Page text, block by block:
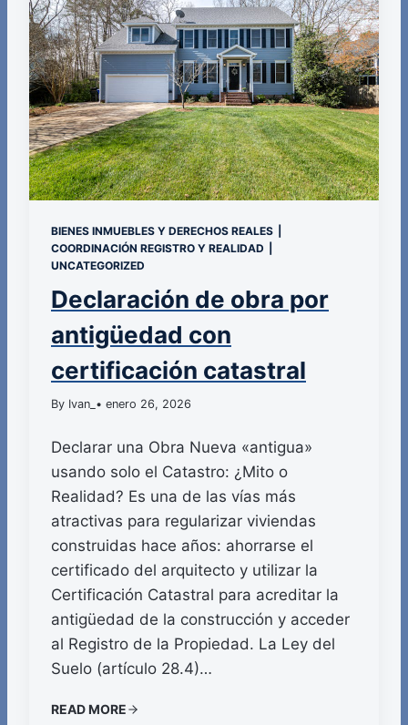
BIENES INMUEBLES Y DERECHOS REALES
COORDINACIÓN REGISTRO Y REALIDAD
UNCATEGORIZED
Declaración de obra por
antigüedad con
certificación catastral
By Ivan_ • enero 26, 2026
Declarar una Obra Nueva «antigua»
usando solo el Catastro: ¿Mito o
Realidad? Es una de las vías más
atractivas para regularizar viviendas
construidas hace años: ahorrarse el
certificado del arquitecto y utilizar la
Certificación Catastral para acreditar la
antigüedad de la construcción y acceder
al Registro de la Propiedad. La Ley del
Suelo (artículo 28.4)…
READ MORE